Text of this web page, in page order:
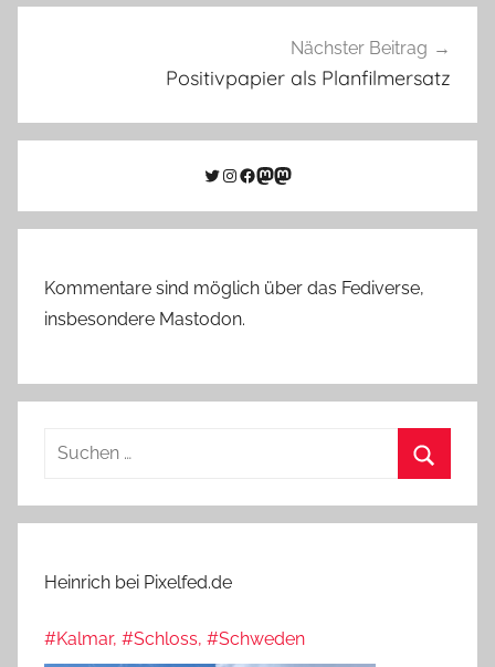
Nächster Beitrag
Positivpapier als Planfilmersatz
Twitter
Instagram
Facebook
Link zu Mastodon
Mastodon
Kommentare sind möglich über das Fediverse,
insbesondere Mastodon.
Suchen
Heinrich bei Pixelfed.de
#Kalmar, #Schloss, #Schweden